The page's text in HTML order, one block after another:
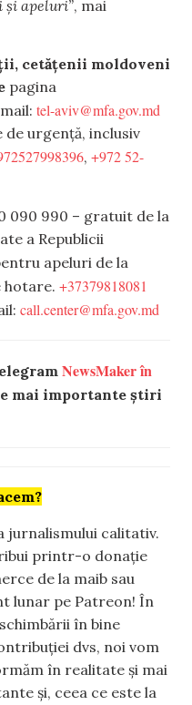
apeluri”, mai
cetățenii moldoveni
pagina
tel-aviv@mfa.gov.md
de urgență, inclusiv
, +972 52-
090 990 – gratuit de la
a Republicii
apeluri de la
hotare. +37379818081
call.center@mfa.gov.md
NewsMaker în
mai importante știri
jurnalismului calitativ.
printr-o donație
de la maib sau
lunar pe Patreon! În
în bine
dvs, noi vom
în realitate și mai
și, ceea ce este la